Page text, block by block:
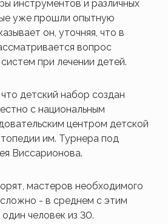
инструментов и различных
уже прошли опытную
он, уточняя, что в
вопрос
при лечении детей.
детский набор создан
с национальным
центром детской
им. Турнера под
Виссарионова.
мастеров необходимого
- в среднем с этим
человек из 30.